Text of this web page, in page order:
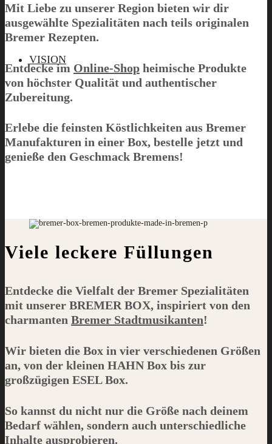
VISION
Mit Liebe zu unserer Region bieten wir dir
ausgewählte Spezialitäten nach teils originalen
Bremer Rezepten.
Entdecke im Online-Shop heimische Produkte
von höchster Qualität und authentischer
Zubereitung.
Erlebe die feinsten Köstlichkeiten aus Bremer
Manufakturen in einer Box, bestelle jetzt und
genieße den Geschmack Bremens!
Viele leckere Füllungen
Entdecke die Vielfalt der Bremer Spezialitäten
mit unserer BREMER BOX, inspiriert von den
charmanten Bremer Stadtmusikanten!
Wir bieten die Box in vier verschiedenen Größen
an, von der kleinen HAHN Box bis zur
großzügigen ESELBox.
So kannst du nicht nur die Größe nach deinem
Bedarf wählen, sondern auch unterschiedliche
Inhalte ausprobieren.